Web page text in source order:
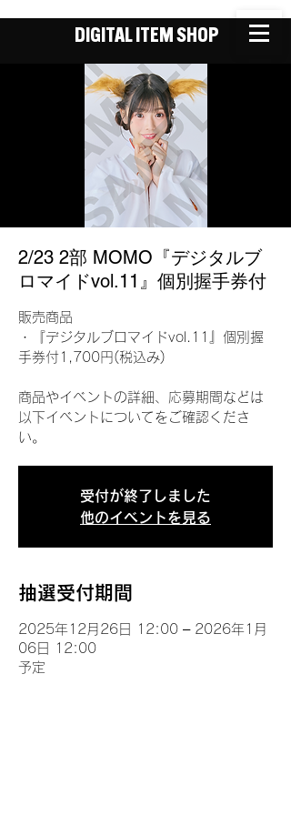
DIGITAL ITEM SHOP
2/23 2部 MOMO『デジタルブ
ロマイドvol.11』個別握手券付
販売商品
・『デジタルブロマイドvol.11』個別握
手券付1,700円(税込み)
商品やイベントの詳細、応募期間などは
以下イベントについてをご確認くださ
い。
受付が終了しました
他のイベントを見る
抽選受付期間
2025年12月26日 12:00 – 2026年1月
06日 12:00
予定